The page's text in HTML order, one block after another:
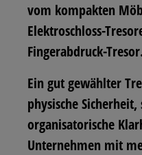
vom kompakten
Elektroschloss-
Fingerabdruck-
Ein gut gewählter
physische
organisatorische
Unternehmen mit